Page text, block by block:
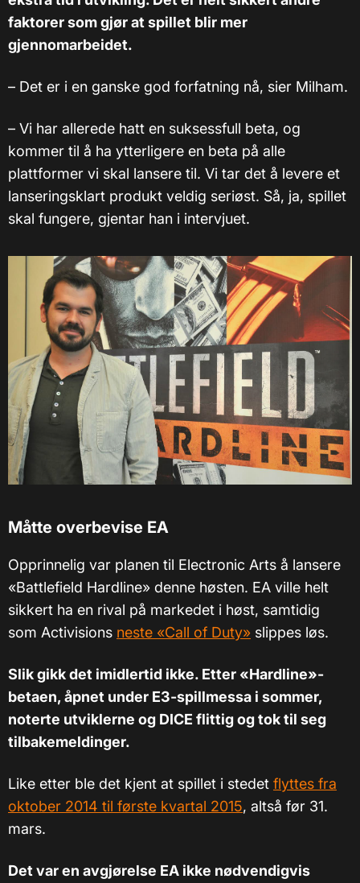
faktorer som gjør at spillet blir mer
gjennomarbeidet.
– Det er i en ganske god forfatning nå, sier Milham.
– Vi har allerede hatt en suksessfull beta, og
kommer til å ha ytterligere en beta på alle
plattformer vi skal lansere til. Vi tar det å levere et
lanseringsklart produkt veldig seriøst. Så, ja, spillet
skal fungere, gjentar han i intervjuet.
Måtte overbevise EA
Opprinnelig var planen til Electronic Arts å lansere
«Battlefield Hardline» denne høsten. EA ville helt
sikkert ha en rival på markedet i høst, samtidig
som Activisions neste «Call of Duty» slippes løs.
Slik gikk det imidlertid ikke. Etter «Hardline»-
betaen, åpnet under E3-spillmessa i sommer,
noterte utviklerne og DICE flittig og tok til seg
tilbakemeldinger.
Like etter ble det kjent at spillet i stedet flyttes fra
oktober 2014 til første kvartal 2015, altså før 31.
mars.
Det var en avgjørelse EA ikke nødvendigvis